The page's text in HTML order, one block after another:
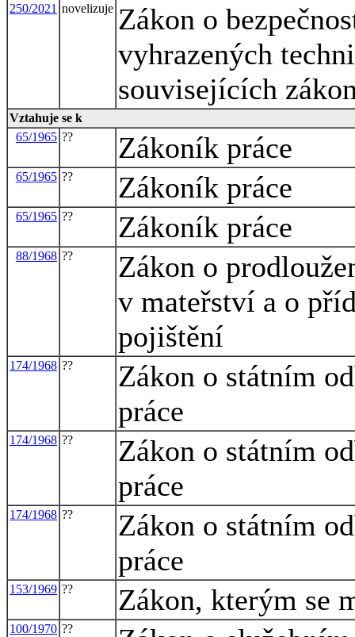
250/2021 novelizuje Zákon o
vyhrazených
souvisejících
Vztahuje se k
65/1965 ?? Zákoník práce
65/1965 ?? Zákoník práce
65/1965 ?? Zákoník práce
88/1968 ??
Zákon o
v mateřství a o
pojištění
174/1968 ??
Zákon o státním
práce
174/1968 ??
Zákon o státním
práce
174/1968 ??
Zákon o státním
práce
153/1969 ?? Zákon, kterým se
100/1970 ??